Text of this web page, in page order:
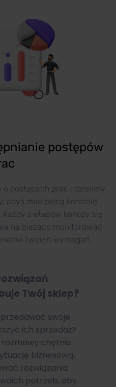
postępów
o postępach prac i dzielimy
abyś miał pełną kontrolę
z etapów kończy się
na bieżąco monitorować
Twoich wymagań.
Twój sklep?
swoje
ich sprzedaż?
chętnie
biznesową,
rozwiązania
potrzeb, aby